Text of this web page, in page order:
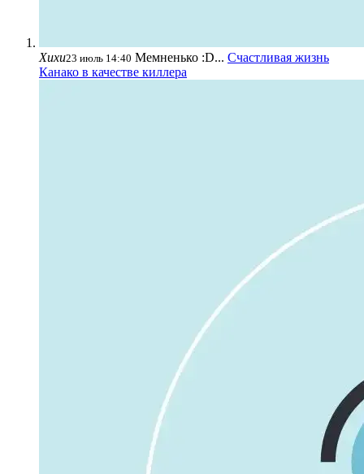
Хихи23 июль 14:40 Мемненько :D... Счастливая жизнь
Канако в качестве киллера